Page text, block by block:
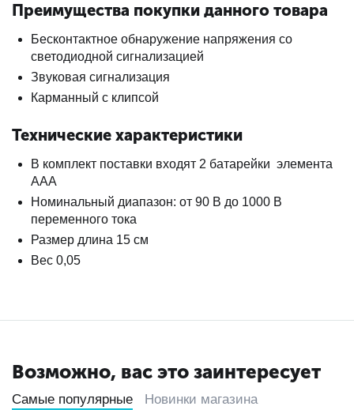
Преимущества покупки данного товара
Бесконтактное обнаружение напряжения со
светодиодной сигнализацией
Звуковая сигнализация
Карманный с клипсой
Технические характеристики
В комплект поставки входят 2 батарейки элемента
AAA
Номинальный диапазон: от 90 В до 1000 В
переменного тока
Размер длина 15 см
Вес 0,05
Возможно, вас это заинтересует
Самые популярные
Новинки магазина